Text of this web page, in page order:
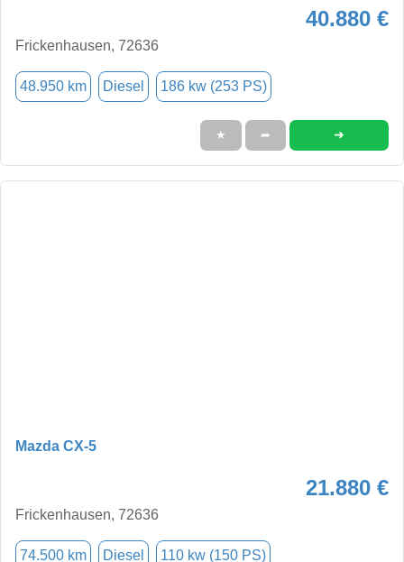
40.880 €
Frickenhausen, 72636
48.950 km Diesel 186 kw (253 PS)
★ ➦ ➜
Mazda CX-5
21.880 €
Frickenhausen, 72636
74.500 km Diesel 110 kw (150 PS)